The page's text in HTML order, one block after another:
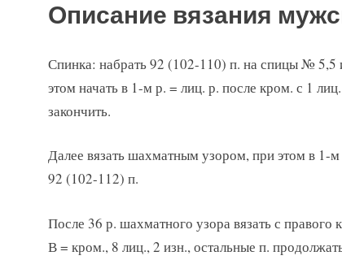
Описание вязания
Спинка: набрать 92 (102-110) п. на спицы № 5,5
этом начать в 1-м р. = лиц. р. после кром. с 1
закончить.
Далее вязать шахматным узором, при этом в 1-
92 (102-112) п.
После 36 р. шахматного узора вязать с правого
В = кром., 8 лиц., 2 изн., остальные п.